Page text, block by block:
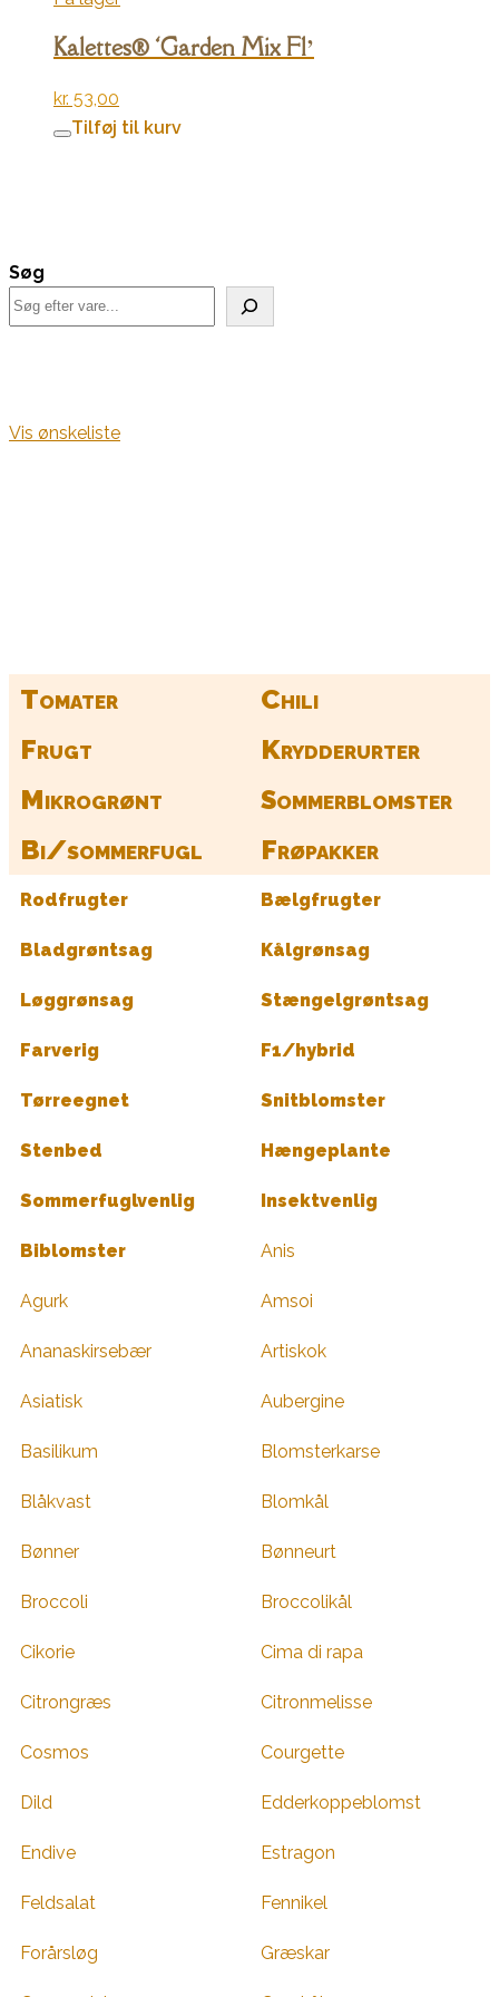
Kalettes® ‘Garden Mix F1’
kr. 53,00
Tilføj til kurv
Søg
Vis ønskeliste
Tomater
Chili
Frugt
Krydderurter
Mikrogrønt
Sommerblomster
Bi/sommerfugl
Frøpakker
Rodfrugter Bælgfrugter
Bladgrøntsag Kålgrønsag
Løggrønsag Stængelgrøntsag
Farverig F1/hybrid
Tørreegnet Snitblomster
Stenbed Hængeplante
Sommerfuglvenlig Insektvenlig
Biblomster Anis
Agurk Amsoi
Ananaskirsebær Artiskok
Asiatisk Aubergine
Basilikum Blomsterkarse
Blåkvast Blomkål
Bønner Bønneurt
Broccoli Broccolikål
Cikorie Cima di rapa
Citrongræs Citronmelisse
Cosmos Courgette
Dild Edderkoppeblomst
Endive Estragon
Feldsalat Fennikel
Forårsløg Græskar